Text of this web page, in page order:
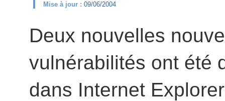
Mise à jour : 09/06/2004
Deux nouvelles
vulnérabilités ont été
dans Internet